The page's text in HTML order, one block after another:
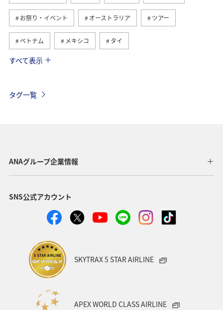
お祭り・イベント オーストラリア ツアー
ベトナム メキシコ タイ
台湾
春 クリスマス
すべて表示
タグ一覧
ANAグループ企業情報
SNS公式アカウント
SKYTRAX 5 STAR AIRLINE
APEX WORLD CLASS AIRLINE